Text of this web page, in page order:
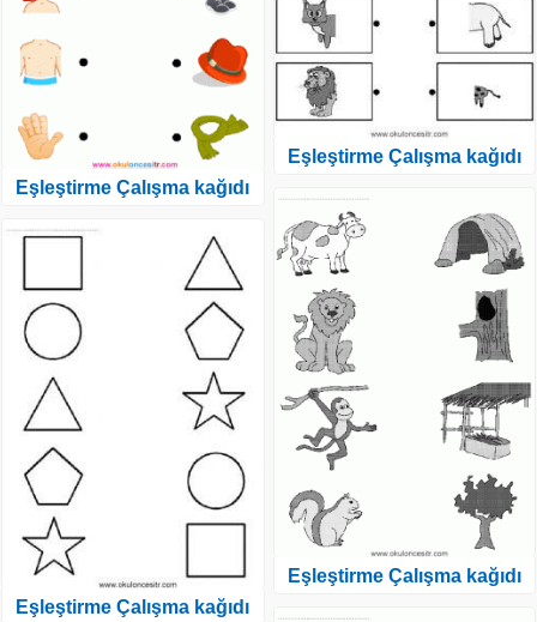
Eşleştirme Çalışma kağıdı
Eşleştirme Çalışma kağıdı
Eşleştirme Çalışma kağıdı
Eşleştirme Çalışma kağıdı